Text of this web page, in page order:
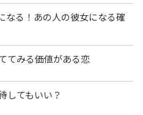
なる！あの人の彼女になる確
てみる価値がある恋
してもいい？